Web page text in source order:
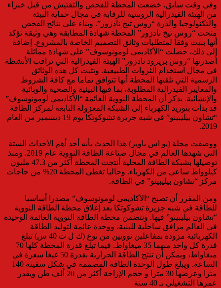
وفي وقت سابق، خضعت المحطة للفحص والتفتيش من قبل خبراء
من الهيئة الفيدرالية الروسية للرقابة في مجال حماية البيئة
والتكنولوجيا والذرة “روس تيخ نادزور”. وبناء على نتائج الفحص
منحت “روس تيخ نادزور” المحطة شهادة المطابقة وهي وثيقة تؤكد
أنها بنيت وفقا لمتطلبات وثائق التصميم الخاصة بالمشروع. إضافة
إلى ذلك، حصلت “الأكاديمي لومونوسوف” على شهادة مماثلة
أصدرتها “روس بريرود نادزور” الهيئة الفيدرالية التي تراقب الأنشطة
في مجال استخدام الثروات الطبيعية. وتثبت كل هذه الوثائق
الرسمية التي تلقتها المحطة أنها تتوافق تماما مع كافة الشروط
والمعايير الفيدرالية المطلوبة، بما فيها البيئية والصحية والوبائية
والإنشائية. يذكر أن المحطة النووية العائمة “الأكاديمي لومونوسوف”
قد بدأت بتوريد الكهرباء إلى الشبكة المعزولة التابعة لمركز الطاقة
“تشاون بيليبينو” في شبه جزيرة تشوكوتكا يوم 19 ديسمبر من العام
2019.
ووصفت مجلة (يو اس باوير) هذا الحدث بأنه أحد أهم الأحداث الستة
التي شهدها العالم في مجال صناعة الطاقة النووية عام 2019. ومنذ
توصيلها بشبكة الطاقة المحلية أنتجت المحطة أكثر من 47.3 مليون
كيلوواط ساعي من الكهرباء. وحاليا تغطي المحطة 20% من حاجات
مركز “تشاون بيليبينو” في الطاقة.
ومن المقرر أن تصبح “الأكاديمي لومونوسوف” مصدرا أساسيا
للطاقة في شبه جزيرة تشوكوتكا بعد إغلاق محطة الطاقة النووية
“تشاون بيليبينو” فيها. وتتضمن محطة الطاقة النووية العائمة الوحيدة
في العالم مرافق ساحلية للبنية، ووحدة عائمة لتوليد الطاقة
الكهربائية مزودة بمفاعلين نوويين من نوع (ك ل ت 40 س) تبلغ
قدرة كل واحد منهما 35 ميغاواط. فيما تبلغ قدرة المحطة كلها 70
ميغاواط، ويمكن أن تنتج الطاقة الحرارية بقدرة 50 غيغا سعرة في
الساعة. ويبلغ طول الوحدة الطاقة المصممة في شكل سفينة 140
مترا وعرضها 30 مترا و حجم الإزاحة أكثر من 20 ألف طن ويقدر
عمرها التشغيلي بـ 40 سنة